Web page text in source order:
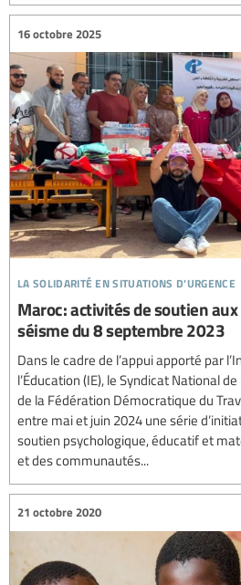
la solidarité en situations d'urgence
16 octobre 2025
Maroc : activités de soutien
séisme du 8 septembre 2023
Dans le cadre de l’appui apporté par
l’Éducation (IE), le Syndicat National
de la Fédération Démocratique du
entre mai et juin 2024 une série
soutien psychologique, éducatif et
et des communautés...
21 octobre 2020